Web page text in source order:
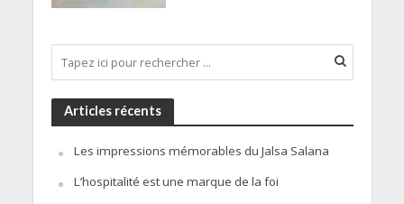
Articles récents
Les impressions mémorables du Jalsa Salana
L’hospitalité est une marque de la foi